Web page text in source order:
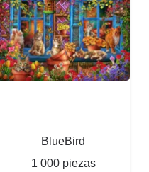
BlueBird
1 000 piezas